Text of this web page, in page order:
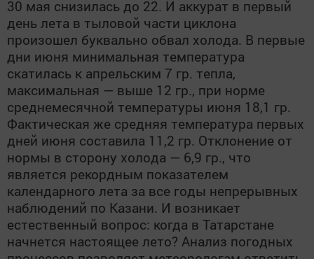
30 мая снизилась до 22. И аккурат в первый
день лета в тыловой части циклона
произошел буквально обвал холода. В первые
дни июня минимальная температура
скатилась к апрельским 7 гр. тепла,
максимальная — выше 12 гр., при норме
среднемесячной температуры июня 18,1 гр.
Фактическая же средняя температура первых
дней июня составила 11,2 гр. Отклонение от
нормы в сторону холода — 6,9 гр., что
является рекордным показателем
календарного лета за все годы непрерывных
наблюдений по Казани. И возникает
естественный вопрос: когда в Татарстане
начнется настоящее лето? Анализ погодных